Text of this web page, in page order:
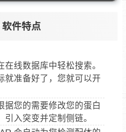
件特点
线数据库中轻松搜索。
就准备好了，您就可以开
据您的需要修改您的蛋白
入突变并定制侧链。